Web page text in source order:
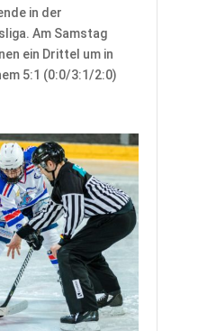
in der
Am Samstag
ein Drittel um in
5:1 (0:0/3:1/2:0)